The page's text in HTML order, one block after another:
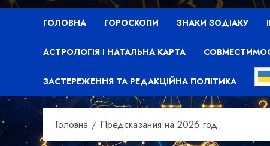
ГОЛОВНА ГОРОСКОПИ ЗНАКИ ЗОДІАКУ
АСТРОЛОГІЯ І НАТАЛЬНА КАРТА
ЗАСТЕРЕЖЕННЯ ТА РЕДАКЦІЙНА ПОЛІТИКА
Головна Предсказания на 2026 год